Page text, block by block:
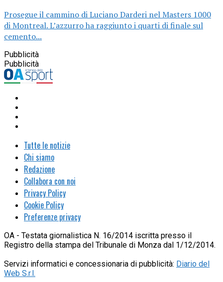
Prosegue il cammino di Luciano Darderi nel Masters 1000
di Montreal. L’azzurro ha raggiunto i quarti di finale sul
cemento...
Pubblicità
Pubblicità
Tutte le notizie
Chi siamo
Redazione
Collabora con noi
Privacy Policy
Cookie Policy
Preferenze privacy
OA - Testata giornalistica N. 16/2014 iscritta presso il
Registro della stampa del Tribunale di Monza dal 1/12/2014.
Servizi informatici e concessionaria di pubblicità: Diario del
Web S.r.l.